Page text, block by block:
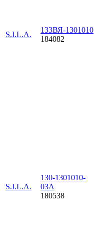
S.I.L.A.
133ВЯ-1301010
184082
S.I.L.A.
130-1301010-
03А
180538